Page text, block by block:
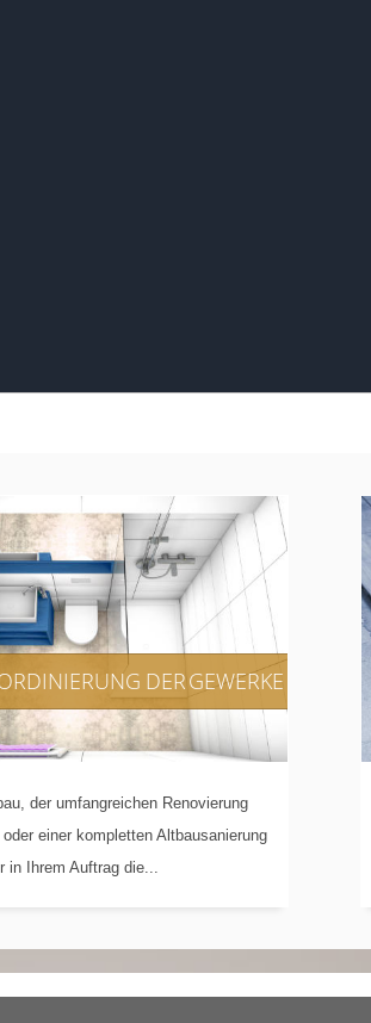
DER GEWERKE
der umfangreichen Renovierung
oder einer kompletten Altbausanierung
in Ihrem Auftrag die...